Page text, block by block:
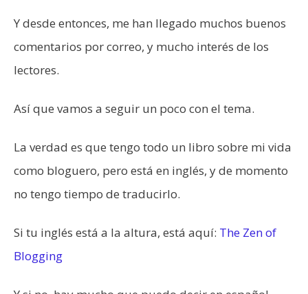
Y desde entonces, me han llegado muchos buenos
comentarios por correo, y mucho interés de los
lectores.
Así que vamos a seguir un poco con el tema.
La verdad es que tengo todo un libro sobre mi vida
como bloguero, pero está en inglés, y de momento
no tengo tiempo de traducirlo.
Si tu inglés está a la altura, está aquí: The Zen of
Blogging